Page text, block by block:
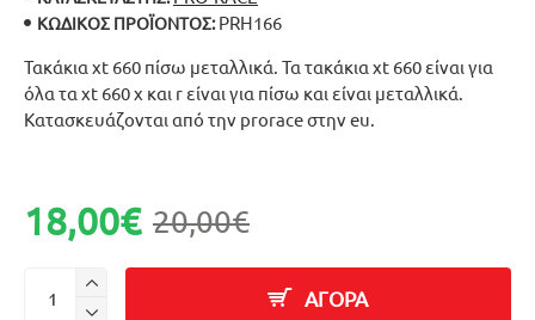
Τακάκια xt 660 πίσω μεταλλικά. Τα τακάκια xt 660 είναι για
όλα τα xt 660 x και r είναι για πίσω και είναι μεταλλικά.
Κατασκευάζονται από την prorace στην eu.
ΚΩΔΙΚΌΣ ΠΡΟΪΌΝΤΟΣ: PRH166
18,00€ 20,00€
ΑΓΟΡΑ